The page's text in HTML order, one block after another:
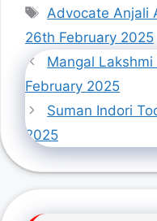
Tags
Advocate Anjali
26th February 2025
Mangal
February 2025
Suman Indori
2025